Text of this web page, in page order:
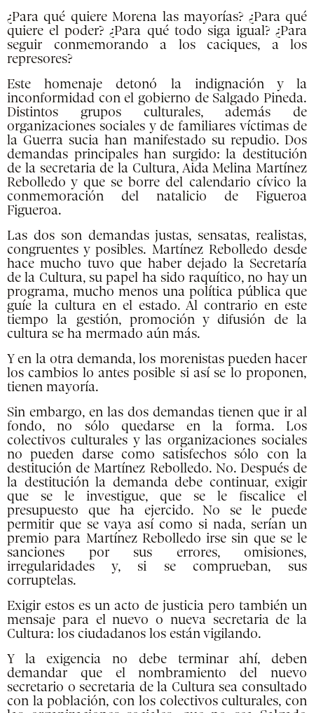
¿Para qué quiere Morena las mayorías? ¿Para qué
quiere el poder? ¿Para qué todo siga igual? ¿Para
seguir conmemorando a los caciques, a los
represores?
Este homenaje detonó la indignación y la
inconformidad con el gobierno de Salgado Pineda.
Distintos grupos culturales, además de
organizaciones sociales y de familiares víctimas de
la Guerra sucia han manifestado su repudio. Dos
demandas principales han surgido: la destitución
de la secretaria de la Cultura, Aida Melina Martínez
Rebolledo y que se borre del calendario cívico la
conmemoración del natalicio de Figueroa
Figueroa.
Las dos son demandas justas, sensatas, realistas,
congruentes y posibles. Martínez Rebolledo desde
hace mucho tuvo que haber dejado la Secretaría
de la Cultura, su papel ha sido raquítico, no hay un
programa, mucho menos una política pública que
guíe la cultura en el estado. Al contrario en este
tiempo la gestión, promoción y difusión de la
cultura se ha mermado aún más.
Y en la otra demanda, los morenistas pueden hacer
los cambios lo antes posible si así se lo proponen,
tienen mayoría.
Sin embargo, en las dos demandas tienen que ir al
fondo, no sólo quedarse en la forma. Los
colectivos culturales y las organizaciones sociales
no pueden darse como satisfechos sólo con la
destitución de Martínez Rebolledo. No. Después de
la destitución la demanda debe continuar, exigir
que se le investigue, que se le fiscalice el
presupuesto que ha ejercido. No se le puede
permitir que se vaya así como si nada, serían un
premio para Martínez Rebolledo irse sin que se le
sanciones por sus errores, omisiones,
irregularidades y, si se comprueban, sus
corruptelas.
Exigir estos es un acto de justicia pero también un
mensaje para el nuevo o nueva secretaria de la
Cultura: los ciudadanos los están vigilando.
Y la exigencia no debe terminar ahí, deben
demandar que el nombramiento del nuevo
secretario o secretaria de la Cultura sea consultado
con la población, con los colectivos culturales, con